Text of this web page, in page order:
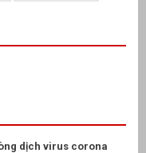
dịch virus corona